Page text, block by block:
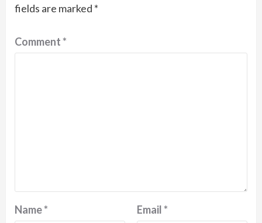
fields are marked *
Comment*
Name* Email*